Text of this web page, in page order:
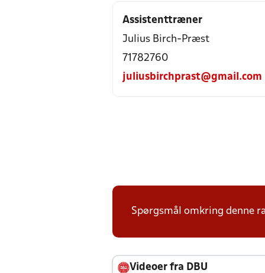
Assistenttræner
Julius Birch-Præst
71782760
juliusbirchprast@gmail.com
Spørgsmål omkring denne
Videoer fra DBU